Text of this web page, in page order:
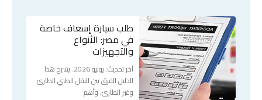
طلب سيارة إسعاف خاصة
في مصر: الأنواع
والتجهيزات
آخر تحديث: يوليو 2026. يشرح هذا
الدليل الفرق بين النقل الطبي الطارئ
وغير الطارئ، وأهم